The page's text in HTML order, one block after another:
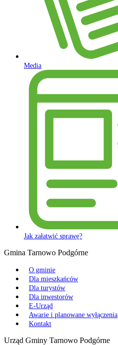
Media
Jak załatwić sprawę?
Gmina Tarnowo Podgórne
O gminie
Dla mieszkańców
Dla turystów
Dla inwestorów
E-Urząd
Awarie i planowane wyłączenia
Kontakt
Urząd Gminy Tarnowo Podgórne